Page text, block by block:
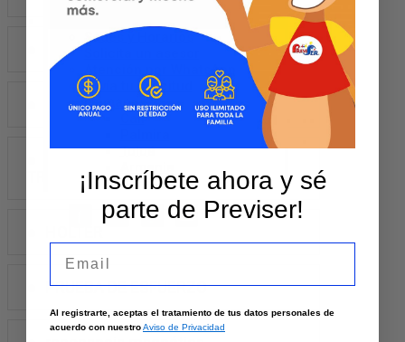
Contáctanos
Sedes y Horarios
Atención por WhatsApp
Envía tu solicitud
Llámanos
Cali
Tuluá
Armenia
Pereira
CARDIOLOGIA PEDIATRICA
ECOCARDIOGRAMA DE STRESS
TRANSTORACICO
PRUEBA DE ESFUERZO
¡Inscríbete ahora y sé
parte de Previser!
Al registrarte, aceptas el tratamiento de tus datos personales de
acuerdo con nuestroAviso de Privacidad